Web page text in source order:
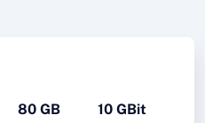
80 GB 10 GBit